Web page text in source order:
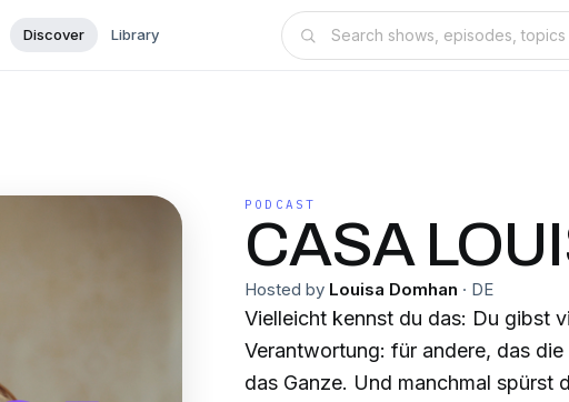
Discover Library
PODCAST
CASA
Hosted by Louisa Domhan · DE
Vielleicht kennst du das: Du gibst
Verantwortung: für andere, das
das Ganze. Und manchmal spürst du diesen leisen Wunsch: einfach